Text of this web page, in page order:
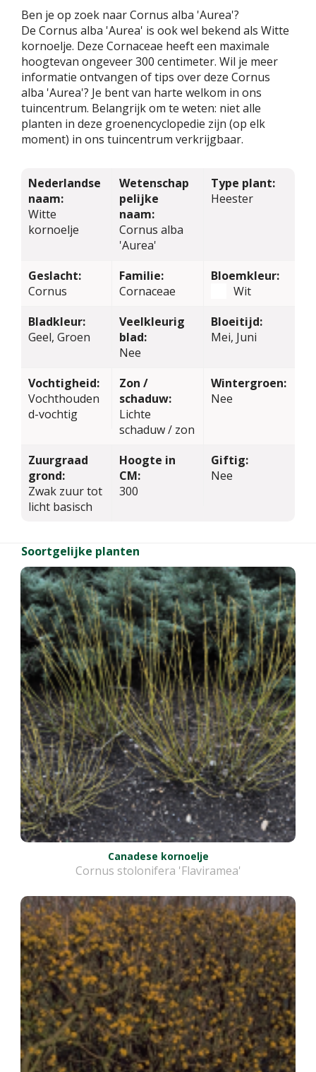
Ben je op zoek naar Cornus alba 'Aurea'?
De Cornus alba 'Aurea' is ook wel bekend als Witte
kornoelje. Deze Cornaceae heeft een maximale
hoogtevan ongeveer 300 centimeter. Wil je meer
informatie ontvangen of tips over deze Cornus
alba 'Aurea'? Je bent van harte welkom in ons
tuincentrum. Belangrijk om te weten: niet alle
planten in deze groenencyclopedie zijn (op elk
moment) in ons tuincentrum verkrijgbaar.
Nederlandse
naam:
Witte
kornoelje
Wetenschap
pelijke
naam:
Cornus alba
'Aurea'
Type plant:
Heester
Geslacht:
Cornus
Familie:
Cornaceae
Bloemkleur:
Wit
Bladkleur:
Geel, Groen
Veelkleurig
blad:
Nee
Bloeitijd:
Mei, Juni
Vochtigheid:
Vochthouden
d-vochtig
Zon /
schaduw:
Lichte
schaduw / zon
Wintergroen:
Nee
Zuurgraad
grond:
Zwak zuur tot
licht basisch
Hoogte in
CM:
300
Giftig:
Nee
Soortgelijke planten
Canadese kornoelje
Cornus stolonifera 'Flaviramea'